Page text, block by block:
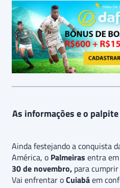
As informações e o
Ainda festejando a conquista
América, o Palmeiras entra
30 de novembro, para
Vai enfrentar oCuiabáem